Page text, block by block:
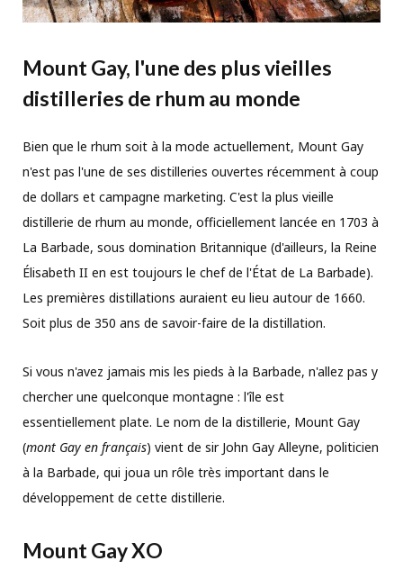
Mount Gay, l'une des plus vieilles
distilleries de rhum au monde
Bien que le rhum soit à la mode actuellement, Mount Gay
n'est pas l'une de ses distilleries ouvertes récemment à coup
de dollars et campagne marketing. C'est la plus vieille
distillerie de rhum au monde, officiellement lancée en 1703 à
La Barbade, sous domination Britannique (d'ailleurs, la Reine
Élisabeth II en est toujours le chef de l'État de La Barbade).
Les premières distillations auraient eu lieu autour de 1660.
Soit plus de 350 ans de savoir-faire de la distillation.
Si vous n'avez jamais mis les pieds à la Barbade, n'allez pas y
chercher une quelconque montagne : l'île est
essentiellement plate. Le nom de la distillerie, Mount Gay
(mont Gay en français) vient de sir John Gay Alleyne, politicien
à la Barbade, qui joua un rôle très important dans le
développement de cette distillerie.
Mount Gay XO